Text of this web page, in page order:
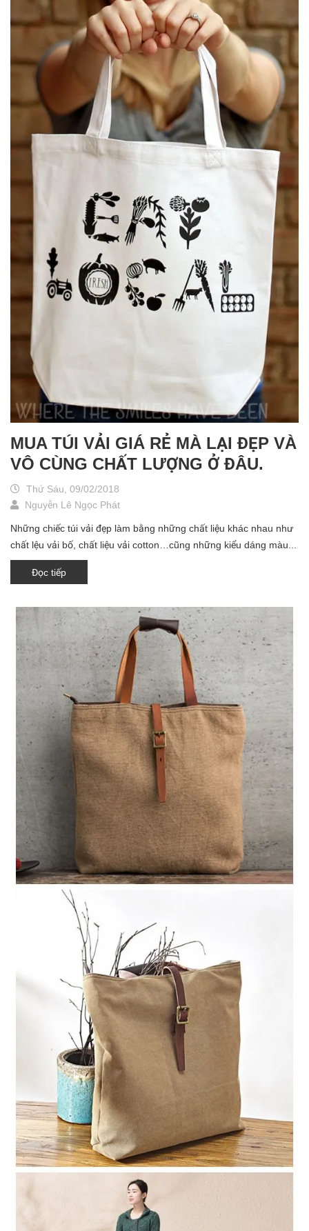
MUA TÚI VẢI GIÁ RẺ MÀ LẠI ĐẸP VÀ
VÔ CÙNG CHẤT LƯỢNG Ở ĐÂU.
Thứ Sáu, 09/02/2018
Nguyễn Lê Ngọc Phát
Những chiếc túi vải đẹp làm bằng những chất liệu khác nhau như
chất lệu vải bố, chất liệu vải cotton…cũng những kiểu dáng màu...
Đọc tiếp